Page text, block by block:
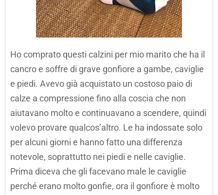
Ho comprato questi calzini per mio marito che ha il
cancro e soffre di grave gonfiore a gambe, caviglie
e piedi. Avevo già acquistato un costoso paio di
calze a compressione fino alla coscia che non
aiutavano molto e continuavano a scendere, quindi
volevo provare qualcos’altro. Le ha indossate solo
per alcuni giorni e hanno fatto una differenza
notevole, soprattutto nei piedi e nelle caviglie.
Prima diceva che gli facevano male le caviglie
perché erano molto gonfie, ora il gonfiore è molto